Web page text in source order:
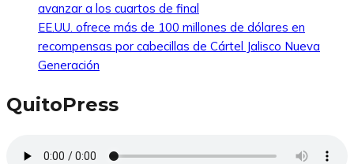
avanzar a los cuartos de final
EE.UU. ofrece más de 100 millones de dólares en
recompensas por cabecillas de Cártel Jalisco Nueva
Generación
QuitoPress